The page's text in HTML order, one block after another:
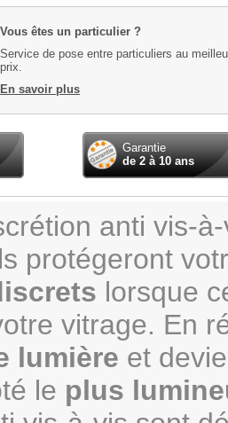
Vous êtes un particulier ?
Service de pose entre particuliers au
prix.
En savoir plus
Garantie
de 2 à 10 ans
anti vis-
protégeront
lorsque
vitrage. En
lumière et
le plus